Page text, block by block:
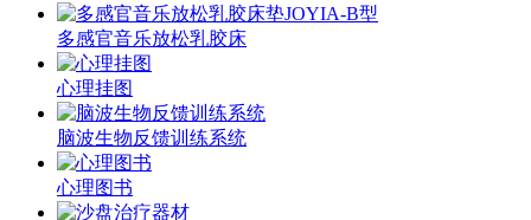
多感官音乐放松乳胶床
心理挂图
脑波生物反馈训练系统
心理图书